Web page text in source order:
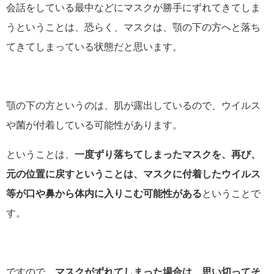
会話をしている最中などにマスクが勝手にずれてきてしま
うということは、恐らく、マスクは、顎の下の方へと落ち
てきてしまっている状態だと思います。
顎の下の方というのは、肌が露出しているので、ウイルス
や菌が付着している可能性があります。
ということは、 一度ずり落ちてしまったマスクを、再び、
元の位置に戻すということは、マスクに付着したウイルス
等が口や鼻から体内に入りこむ可能性があるということで
す。
ですので、 マスクがずれてしまった場合は、思い切ってそ